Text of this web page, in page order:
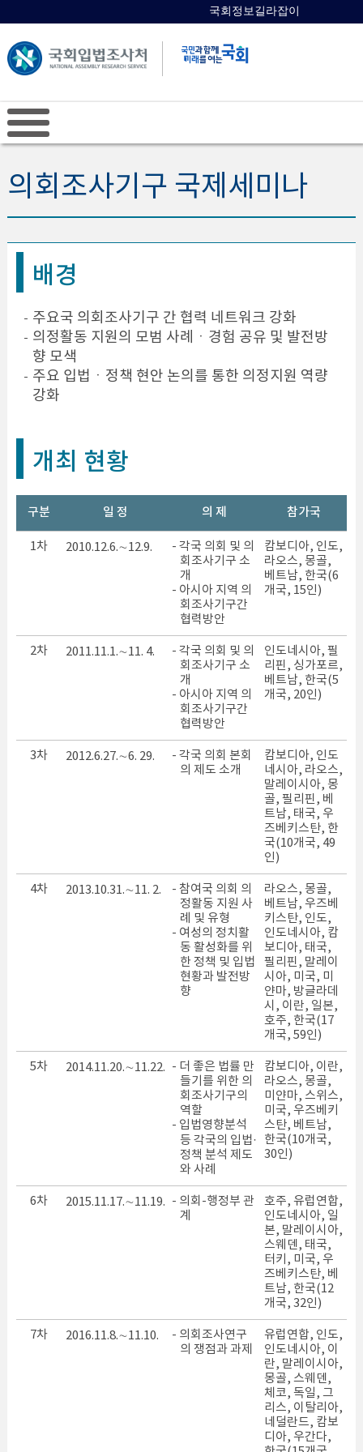
국회정보길라잡이
의회조사기구 국제세미나
배경
주요국 의회조사기구 간 협력 네트워크 강화
의정활동 지원의 모범 사례ㆍ경험 공유 및 발전방
향 모색
주요 입법ㆍ정책 현안 논의를 통한 의정지원 역량
강화
개최 현황
구분 일 정 의 제 참가국
1차 2010.12.6.∼12.9.
- 각국 의회 및 의
회조사기구 소
개
- 아시아 지역 의
회조사기구간
협력방안
캄보디아, 인도,
라오스, 몽골,
베트남, 한국(6
개국, 15인)
2차 2011.11.1.∼11. 4.
- 각국 의회 및 의
회조사기구 소
개
- 아시아 지역 의
회조사기구간
협력방안
인도네시아, 필
리핀, 싱가포르,
베트남, 한국(5
개국, 20인)
3차 2012.6.27.∼6. 29.
- 각국 의회 본회
의 제도 소개
캄보디아, 인도
네시아, 라오스,
말레이시아, 몽
골, 필리핀, 베
트남, 태국, 우
즈베키스탄, 한
국(10개국, 49
인)
4차 2013.10.31.∼11. 2.
- 참여국 의회 의
정활동 지원 사
례 및 유형
- 여성의 정치활
동 활성화를 위
한 정책 및 입법
현황과 발전방
향
라오스, 몽골,
베트남, 우즈베
키스탄, 인도,
인도네시아, 캄
보디아, 태국,
필리핀, 말레이
시아, 미국, 미
얀마, 방글라데
시, 이란, 일본,
호주, 한국(17
개국, 59인)
5차 2014.11.20.∼11.22. - 더 좋은 법률 만
들기를 위한 의
회조사기구의
역할
- 입법영향분석
등 각국의 입법·
정책 분석 제도
와 사례
캄보디아, 이란,
라오스, 몽골,
미얀마, 스위스,
미국, 우즈베키
스탄, 베트남,
한국(10개국,
30인)
6차 2015.11.17.∼11.19. - 의회-행정부 관
계
호주, 유럽연합,
인도네시아, 일
본, 말레이시아,
스웨덴, 태국,
터키, 미국, 우
즈베키스탄, 베
트남, 한국(12
개국, 32인)
7차 2016.11.8.∼11.10.
- 의회조사연구
의 쟁점과 과제
유럽연합, 인도,
인도네시아, 이
란, 말레이시아,
몽골, 스웨덴,
체코, 독일, 그
리스, 이탈리아,
네덜란드, 캄보
디아, 우간다,